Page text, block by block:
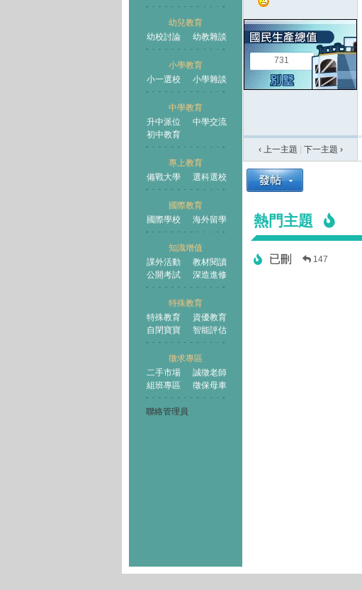
幼兒教育
幼校討論
幼教雜談
小學教育
小一選校
小學雜談
中學教育
升中派位
中學交流
初中教育
專上教育
備戰大學
選科選校
國際教育
國際學校
海外留學
知識增值
課外活動
教材閱讀
公開考試
深造進修
特殊教育
特殊教育
資優教育
自閉寶寶
智能評估
徵求專區
二手市場
誠徵老師
組班專區
徵保母車
聯絡管理員
王國
731
‹ 上一主題
下一主題 ›
熱門主題
已刪 147